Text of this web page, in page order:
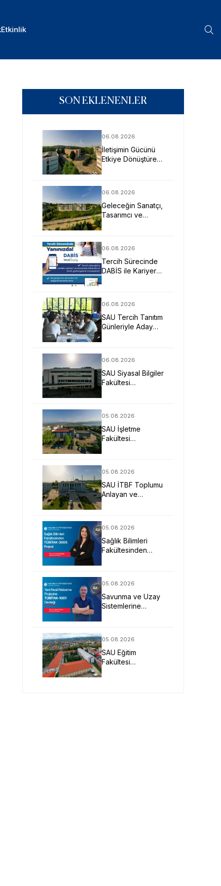
Etkinlik
SON EKLENENLER
06.08.2026
İletişimin Gücünü
Etkiye Dönüştüren
06.08.2026
Geleceğin Sanatçı,
Tasarımcı ve
06.08.2026
Tercih Sürecinde
DABİS ile Kariyer
06.08.2026
SAU Tercih Tanıtım
Günleriyle Aday
06.08.2026
SAU Siyasal Bilgiler
Fakültesi
Bekliyor
05.08.2026
SAU İşletme
Fakültesi
05.08.2026
SAU İTBF Toplumu
Anlayan ve
05.08.2026
Sağlık Bilimleri
Fakültesinden
05.08.2026
Savunma ve Uzay
Sistemlerine
05.08.2026
SAU Eğitim
Fakültesi